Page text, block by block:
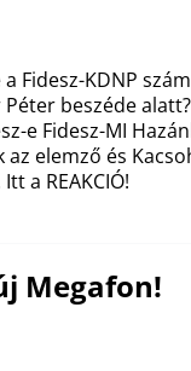
Fidesz-KDNP
beszéde
e Fidesz-MI
az elemző és
a REAKCIÓ!
Megafon!